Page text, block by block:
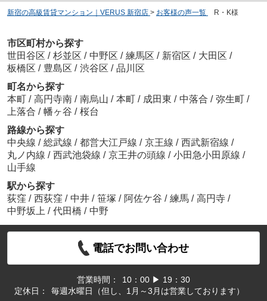
新宿の高級賃貸マンション｜VERUS 新宿店 > お客様の声一覧 R・K様
市区町村から探す
世田谷区 / 杉並区 / 中野区 / 練馬区 / 新宿区 / 大田区 /
板橋区 / 豊島区 / 渋谷区 / 品川区
町名から探す
本町 / 高円寺南 / 南烏山 / 本町 / 成田東 / 中落合 / 弥生町 /
上落合 / 幡ヶ谷 / 桜台
路線から探す
中央線 / 総武線 / 都営大江戸線 / 京王線 / 西武新宿線 /
丸ノ内線 / 西武池袋線 / 京王井の頭線 / 小田急小田原線 /
山手線
駅から探す
荻窪 / 西荻窪 / 中井 / 笹塚 / 阿佐ケ谷 / 練馬 / 高円寺 /
中野坂上 / 代田橋 / 中野
電話でお問い合わせ
営業時間：
10：00 ▶ 19：30
定休日：
毎週水曜日（但し、1月～3月は営業しております）